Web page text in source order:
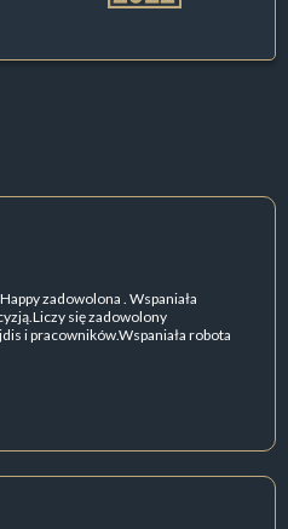
zadowolona . Wspaniała
się zadowolony
i pracowników.Wspaniała robota